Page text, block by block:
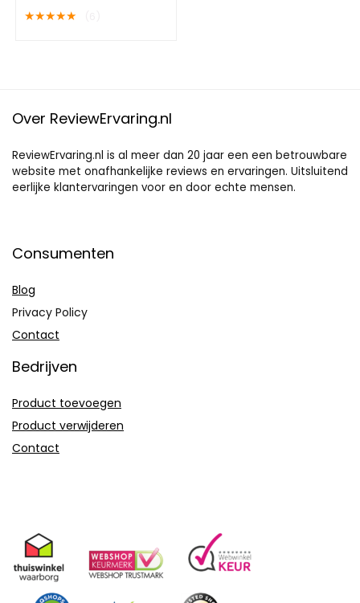
buikband – Waist
Shaper – Corrigerend
★★★★★
Over ReviewErvaring.nl
ReviewErvaring.nl is al meer dan 20 jaar een een betrouwbare
website met onafhankelijke reviews en ervaringen. Uitsluitend
eerlijke klantervaringen voor en door echte mensen.
Consumenten
Blog
Privacy Policy
Contact
Bedrijven
Product toevoegen
Product verwijderen
Contact